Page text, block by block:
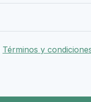
Términos y